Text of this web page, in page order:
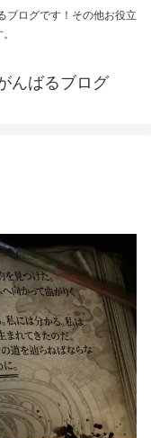
ブログです！その他お役立
んばるブログ